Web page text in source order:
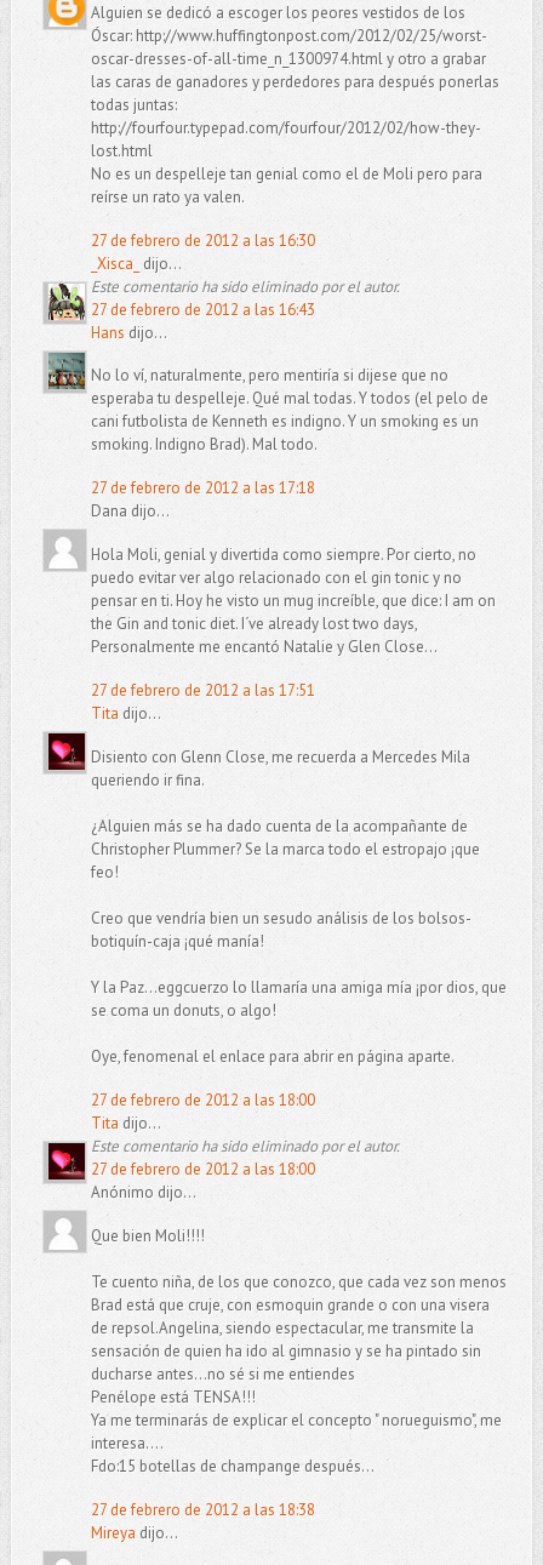
Alguien se dedicó a escoger los peores vestidos de los
Óscar: http://www.huffingtonpost.com/2012/02/25/worst-
oscar-dresses-of-all-time_n_1300974.html y otro a grabar
las caras de ganadores y perdedores para después ponerlas
todas juntas:
http://fourfour.typepad.com/fourfour/2012/02/how-they-
lost.html
No es un despelleje tan genial como el de Moli pero para
reírse un rato ya valen.
27 de febrero de 2012 a las 16:30
_Xisca_ dijo...
Este comentario ha sido eliminado por el autor.
27 de febrero de 2012 a las 16:43
Hans dijo...
No lo ví, naturalmente, pero mentiría si dijese que no
esperaba tu despelleje. Qué mal todas. Y todos (el pelo de
cani futbolista de Kenneth es indigno. Y un smoking es un
smoking. Indigno Brad). Mal todo.
27 de febrero de 2012 a las 17:18
Dana dijo...
Hola Moli, genial y divertida como siempre. Por cierto, no
puedo evitar ver algo relacionado con el gin tonic y no
pensar en ti. Hoy he visto un mug increíble, que dice: I am on
the Gin and tonic diet. I´ve already lost two days,
Personalmente me encantó Natalie y Glen Close...
27 de febrero de 2012 a las 17:51
Tita dijo...
Disiento con Glenn Close, me recuerda a Mercedes Mila
queriendo ir fina.
¿Alguien más se ha dado cuenta de la acompañante de
Christopher Plummer? Se la marca todo el estropajo ¡que
feo!
Creo que vendría bien un sesudo análisis de los bolsos-
botiquín-caja ¡qué manía!
Y la Paz...eggcuerzo lo llamaría una amiga mía ¡por dios, que
se coma un donuts, o algo!
Oye, fenomenal el enlace para abrir en página aparte.
27 de febrero de 2012 a las 18:00
Tita dijo...
Este comentario ha sido eliminado por el autor.
27 de febrero de 2012 a las 18:00
Anónimo dijo...
Que bien Moli!!!!
Te cuento niña, de los que conozco, que cada vez son menos
Brad está que cruje, con esmoquin grande o con una visera
de repsol.Angelina, siendo espectacular, me transmite la
sensación de quien ha ido al gimnasio y se ha pintado sin
ducharse antes...no sé si me entiendes
Penélope está TENSA!!!
Ya me terminarás de explicar el concepto " norueguismo", me
interesa....
Fdo:15 botellas de champange después...
27 de febrero de 2012 a las 18:38
Mireya dijo...